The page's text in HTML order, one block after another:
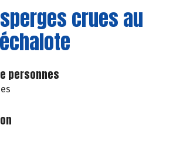
crues au
personnes